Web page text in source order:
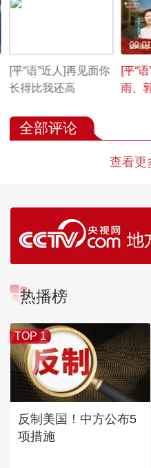
[平“语”近人]再见面你
长得比我还高
[平“
雨、
全部评论
查看更
热播榜
TOP 1
反制美国！中方公布5
项措施